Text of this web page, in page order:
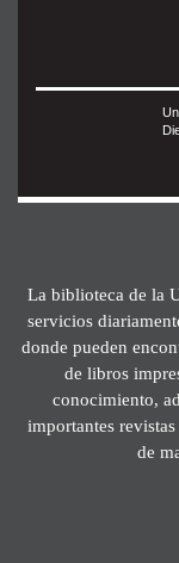
La biblioteca de la
servicios
donde pueden
de libros
conocimiento,
importantes
de